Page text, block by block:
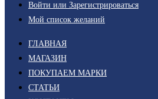
Войти или Зарегистрироваться
Мой список желаний
ГЛАВНАЯ
МАГАЗИН
ПОКУПАЕМ МАРКИ
СТАТЬИ